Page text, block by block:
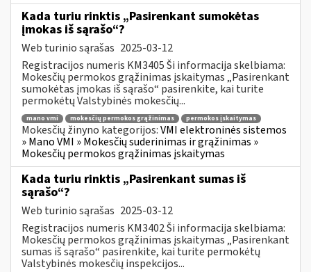
Kada turiu rinktis „Pasirenkant sumokėtas
įmokas iš sąrašo“?
Web turinio sąrašas 2025-03-12
Registracijos numeris KM3405 Ši informacija skelbiama:
Mokesčių permokos grąžinimas įskaitymas „Pasirenkant
sumokėtas įmokas iš sąrašo“ pasirenkite, kai turite
permokėtų Valstybinės mokesčių...
mano vmi mokesčių permokos grąžinimas permokos įskaitymas
Mokesčių žinyno kategorijos:VMI elektroninės sistemos
» Mano VMI » Mokesčių suderinimas ir grąžinimas »
Mokesčių permokos grąžinimas įskaitymas
Kada turiu rinktis „Pasirenkant sumas iš
sąrašo“?
Web turinio sąrašas 2025-03-12
Registracijos numeris KM3402 Ši informacija skelbiama:
Mokesčių permokos grąžinimas įskaitymas „Pasirenkant
sumas iš sąrašo“ pasirenkite, kai turite permokėtų
Valstybinės mokesčių inspekcijos...